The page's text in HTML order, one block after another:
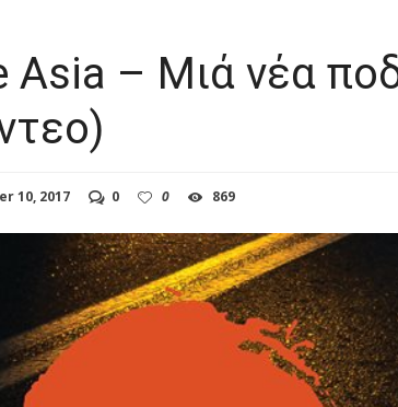
Asia – Μιά νέα
10, 2017 0 0 869